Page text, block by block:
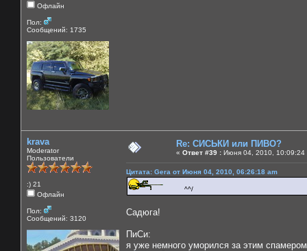
Офлайн
Пол:
Сообщений: 1735
krava
Moderator
Пользователи
:) 21
Офлайн
Пол:
Сообщений: 3120
Re: СИСЬКИ или ПИВО?
« Ответ #39 : Июня 04, 2010, 10:09:24
Цитата: Gera от Июня 04, 2010, 06:26:18 am
^^/
Садюга!
ПиСи:
я уже немного уморился за этим спамером